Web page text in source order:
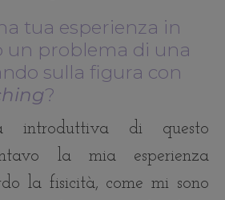
tua esperienza in
un problema di una
sulla figura con
?
introduttiva di questo
la mia esperienza
la fisicità, come mi sono